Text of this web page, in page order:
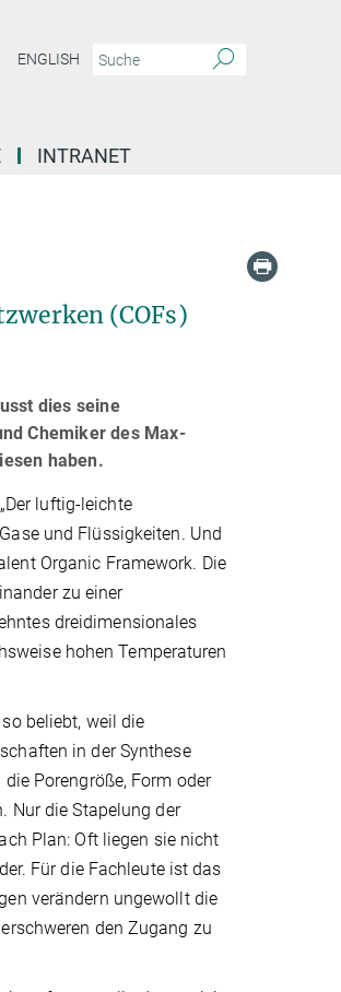
ENGLISH
INTRANET
(COFs)
dies seine
Chemiker des Max-
haben.
luftig-leichte
und Flüssigkeiten. Und
Organic Framework. Die
zu einer
dreidimensionales
hohen Temperaturen
beliebt, weil die
in der Synthese
Porengröße, Form oder
Nur die Stapelung der
Plan: Oft liegen sie nicht
Für die Fachleute ist das
verändern ungewollt die
den Zugang zu